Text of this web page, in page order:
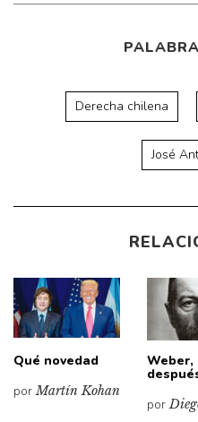
Derecha chilena
José
Qué novedad
porMartín Kohan
Weber,
por